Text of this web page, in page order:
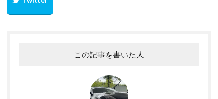
この記事を書いた人